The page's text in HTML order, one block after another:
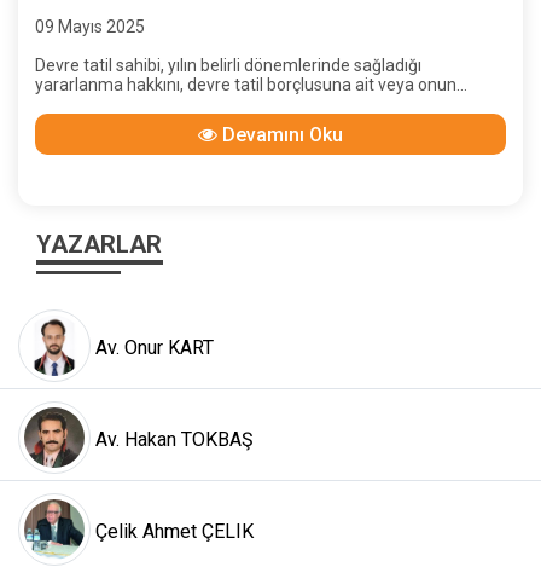
09 Mayıs 2025
Devre tatil sahibi, yılın belirli dönemlerinde sağladığı
yararlanma hakkını, devre tatil borçlusuna ait veya onun
Tatil sahiplerinin, taşınmaz üzerinde herhangi bir ayni hakları
bulunmadığı gibi, paylı mülkiyet payları dahi söz konusu
Devamını Oku
YAZARLAR
Av. Onur KART
Av. Hakan TOKBAŞ
Çelik Ahmet ÇELIK